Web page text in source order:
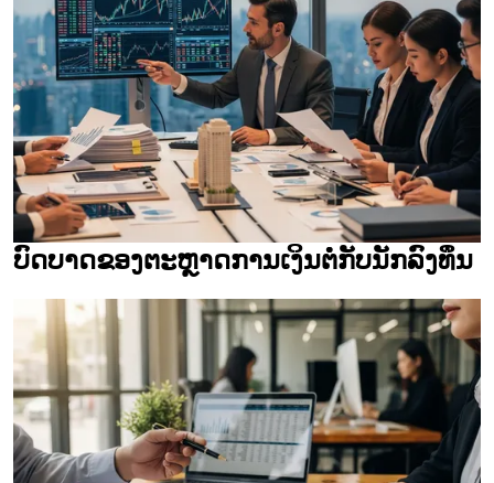
ບົດບາດຂອງຕະຫຼາດການເງິນຕໍ່ກັບນັກລົງທຶນ